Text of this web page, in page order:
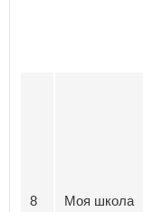
8 Моя школа